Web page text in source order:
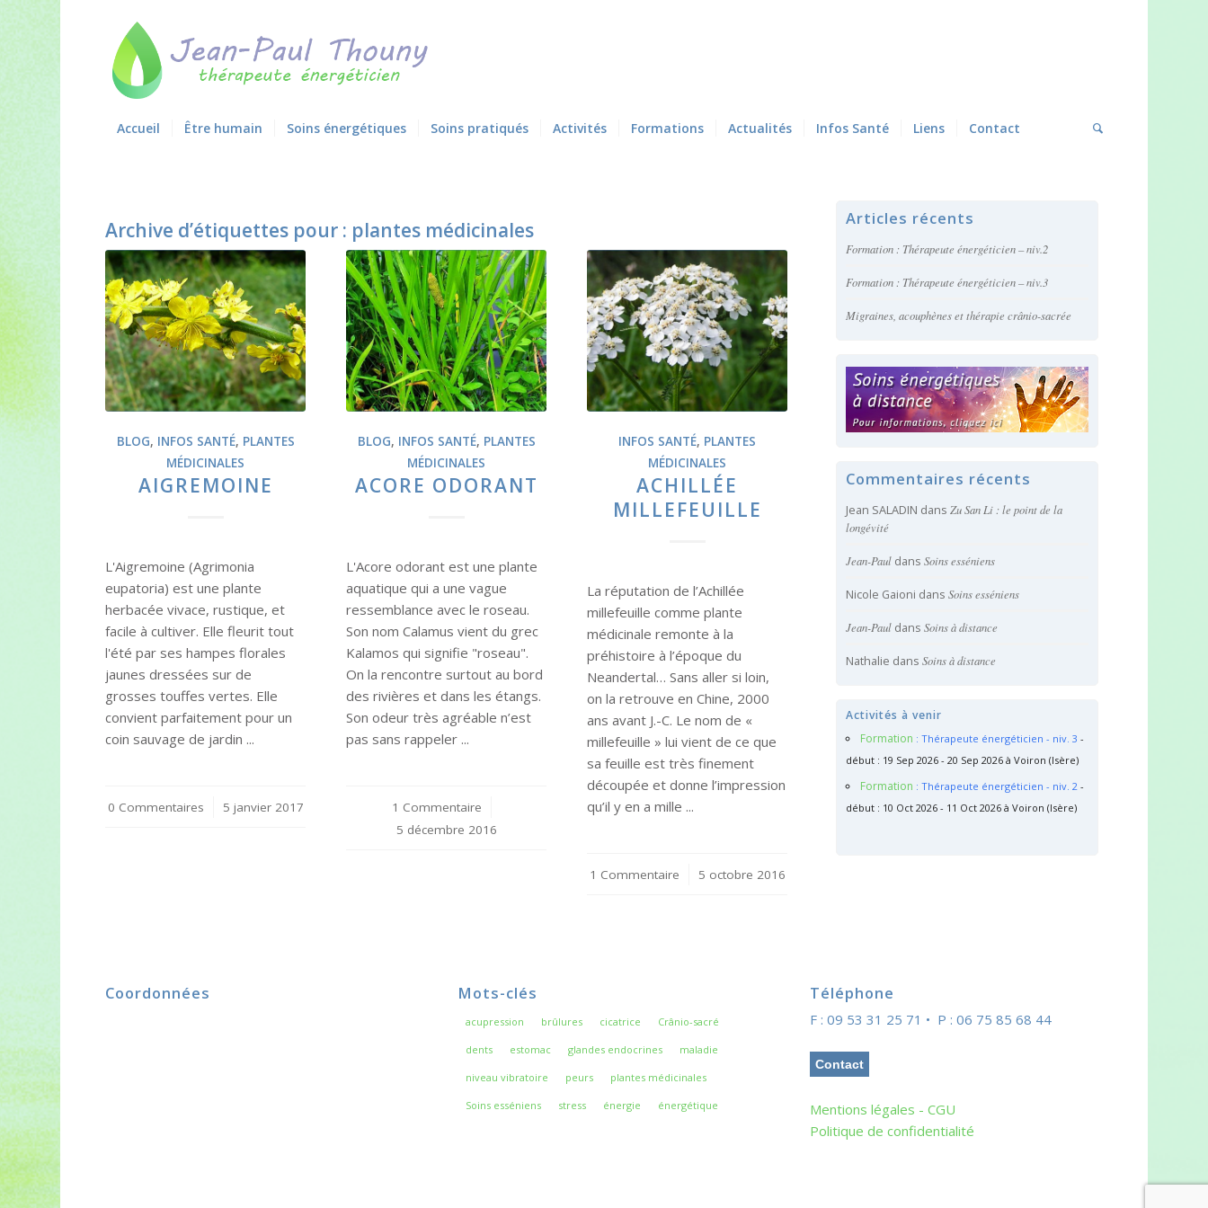
Accueil Être humain Soins énergétiques Soins pratiqués Activités Formations Actualités Infos Santé Liens Contact
Archive d’étiquettes pour : plantes médicinales
BLOG, INFOS SANTÉ, PLANTES
MÉDICINALES
AIGREMOINE
L'Aigremoine (Agrimonia
eupatoria) est une plante
herbacée vivace, rustique, et
facile à cultiver. Elle fleurit tout
l'été par ses hampes florales
jaunes dressées sur de
grosses touffes vertes. Elle
convient parfaitement pour un
coin sauvage de jardin ...
0 Commentaires
/ 5 janvier 2017
BLOG, INFOS SANTÉ, PLANTES
MÉDICINALES
ACORE ODORANT
L'Acore odorant est une plante
aquatique qui a une vague
ressemblance avec le roseau.
Son nom Calamus vient du grec
Kalamos qui signifie "roseau".
On la rencontre surtout au bord
des rivières et dans les étangs.
Son odeur très agréable n’est
pas sans rappeler ...
1 Commentaire
/
5 décembre 2016
INFOS SANTÉ, PLANTES
MÉDICINALES
ACHILLÉE
MILLEFEUILLE
La réputation de l’Achillée
millefeuille comme plante
médicinale remonte à la
préhistoire à l’époque du
Neandertal… Sans aller si loin,
on la retrouve en Chine, 2000
ans avant J.-C. Le nom de «
millefeuille » lui vient de ce que
sa feuille est très finement
découpée et donne l’impression
qu’il y en a mille ...
1 Commentaire
/ 5 octobre 2016
Articles récents
Formation : Thérapeute énergéticien – niv.2
Formation : Thérapeute énergéticien – niv.3
Migraines, acouphènes et thérapie crânio-sacrée
Commentaires récents
Jean SALADIN dansZu San Li : le point de la
longévité
Jean-Paul dansSoins esséniens
Nicole Gaioni dansSoins esséniens
Jean-Paul dansSoins à distance
Nathalie dansSoins à distance
Activités à venir
Formation : Thérapeute énergéticien - niv. 3 -
début : 19 Sep 2026 - 20 Sep 2026 à Voiron (Isère)
Formation : Thérapeute énergéticien - niv. 2 -
début : 10 Oct 2026 - 11 Oct 2026 à Voiron (Isère)
Coordonnées Mots-clés
acupression brûlures cicatrice Crânio-sacré
dents estomac glandes endocrines maladie
niveau vibratoire peurs plantes médicinales
Soins esséniens stress énergie énergétique
Téléphone
F : 09 53 31 25 71 • P : 06 75 85 68 44
Contact
Mentions légales - CGU
Politique de confidentialité